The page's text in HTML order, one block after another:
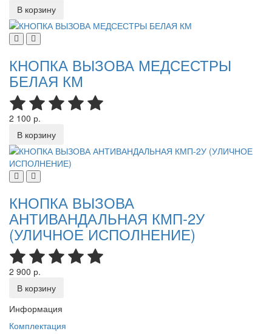
В корзину
КНОПКА ВЫЗОВА МЕДСЕСТРЫ
БЕЛАЯ КМ
2 100 р.
В корзину
КНОПКА ВЫЗОВА
АНТИВАНДАЛЬНАЯ КМП-2У
(УЛИЧНОЕ ИСПОЛНЕНИЕ)
2 900 р.
В корзину
Информация
Комплектация